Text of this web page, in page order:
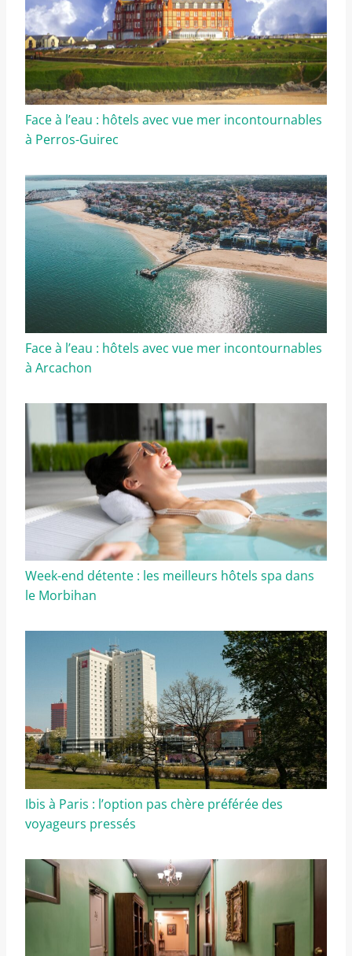
Face à l’eau : hôtels avec vue mer incontournables
à Perros-Guirec
Face à l’eau : hôtels avec vue mer incontournables
à Arcachon
Week-end détente : les meilleurs hôtels spa dans
le Morbihan
Ibis à Paris : l’option pas chère préférée des
voyageurs pressés